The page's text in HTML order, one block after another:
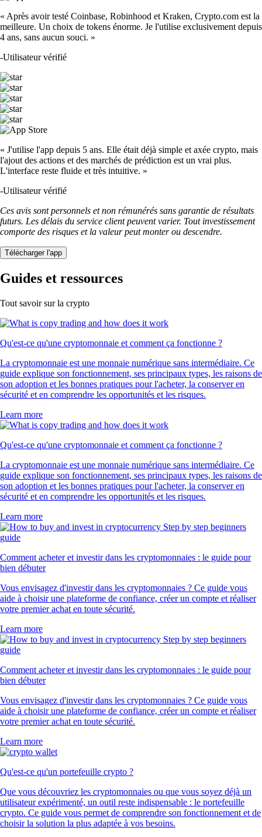
« Après avoir testé Coinbase, Robinhood et Kraken, Crypto.com est la
meilleure. Un choix de tokens énorme. Je l'utilise exclusivement depuis
4 ans, sans aucun souci. »
-Utilisateur vérifié
« J'utilise l'app depuis 5 ans. Elle était déjà simple et axée crypto, mais
l'ajout des actions et des marchés de prédiction est un vrai plus.
L'interface reste fluide et très intuitive. »
-Utilisateur vérifié
Ces avis sont personnels et non rémunérés sans garantie de résultats
futurs. Les délais du service client peuvent varier. Tout investissement
comporte des risques et la valeur peut monter ou descendre.
Télécharger l'app
Guides et ressources
Tout savoir sur la crypto
Qu'est-ce qu'une cryptomonnaie et comment ça fonctionne ?
La cryptomonnaie est une monnaie numérique sans intermédiaire. Ce
guide explique son fonctionnement, ses principaux types, les raisons de
son adoption et les bonnes pratiques pour l'acheter, la conserver en
sécurité et en comprendre les opportunités et les risques.
Learn more
Qu'est-ce qu'une cryptomonnaie et comment ça fonctionne ?
La cryptomonnaie est une monnaie numérique sans intermédiaire. Ce
guide explique son fonctionnement, ses principaux types, les raisons de
son adoption et les bonnes pratiques pour l'acheter, la conserver en
sécurité et en comprendre les opportunités et les risques.
Learn more
Comment acheter et investir dans les cryptomonnaies : le guide pour
bien débuter
Vous envisagez d'investir dans les cryptomonnaies ? Ce guide vous
aide à choisir une plateforme de confiance, créer un compte et réaliser
votre premier achat en toute sécurité.
Learn more
Comment acheter et investir dans les cryptomonnaies : le guide pour
bien débuter
Vous envisagez d'investir dans les cryptomonnaies ? Ce guide vous
aide à choisir une plateforme de confiance, créer un compte et réaliser
votre premier achat en toute sécurité.
Learn more
Qu'est-ce qu'un portefeuille crypto ?
Que vous découvriez les cryptomonnaies ou que vous soyez déjà un
utilisateur expérimenté, un outil reste indispensable : le portefeuille
crypto. Ce guide vous permet de comprendre son fonctionnement et de
choisir la solution la plus adaptée à vos besoins.